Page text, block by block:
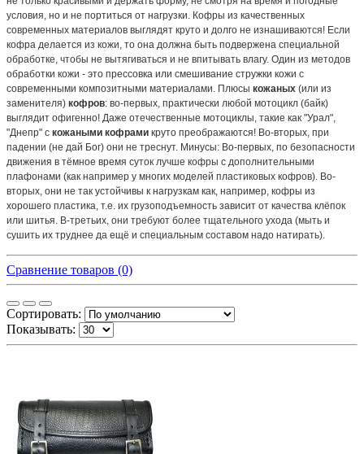
условия, но и не портиться от нагрузки. Кофры из качественных
современных материалов выглядят круто и долго не изнашиваются! Если
кофра делается из кожи, то она должна быть подвержена специальной
обработке, чтобы не вытягиваться и не впитывать влагу. Один из методов
обработки кожи - это прессовка или смешивание стружки кожи с
современными композитными материалами. Плюсы кожаных (или из
заменителя) кофров: во-первых, практически любой мотоцикл (байк)
выглядит офигенно! Даже отечественные мотоциклы, такие как "Урал",
"Днепр" с кожаными кофрами круто преображаются! Во-вторых, при
падении (не дай Бог) они не треснут. Минусы: Во-первых, по безопасности
движения в тёмное время суток лучше кофры с дополнительными
плафонами (как например у многих моделей пластиковых кофров). Во-
вторых, они не так устойчивы к нагрузкам как, например, кофры из
хорошего пластика, т.е. их грузоподъемность зависит от качества клёпок
или шитья. В-третьих, они требуют более тщательного ухода (мыть и
сушить их труднее да ещё и специальным составом надо натирать).
Сравнение товаров (0)
Сортировать:
Показывать: